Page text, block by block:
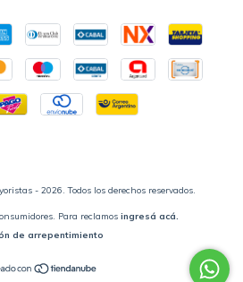
- 2026. Todos los derechos reservados.
Para reclamos ingresá acá.
de arrepentimiento